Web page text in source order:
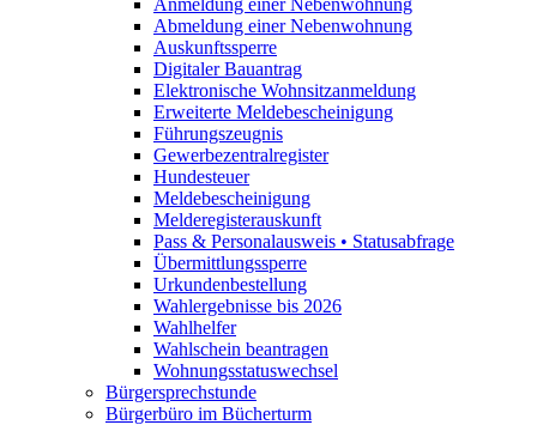
Anmeldung einer Nebenwohnung
Abmeldung einer Nebenwohnung
Auskunftssperre
Digitaler Bauantrag
Elektronische Wohnsitzanmeldung
Erweiterte Meldebescheinigung
Führungszeugnis
Gewerbezentralregister
Hundesteuer
Meldebescheinigung
Melderegisterauskunft
Pass & Personalausweis • Statusabfrage
Übermittlungssperre
Urkundenbestellung
Wahlergebnisse bis 2026
Wahlhelfer
Wahlschein beantragen
Wohnungsstatuswechsel
Bürgersprechstunde
Bürgerbüro im Bücherturm